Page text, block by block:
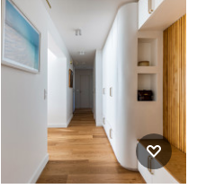
beiger Wandfarbe, Porzellan-
Bodenfliesen, Einzeltür und
beigem Boden in Sonstige